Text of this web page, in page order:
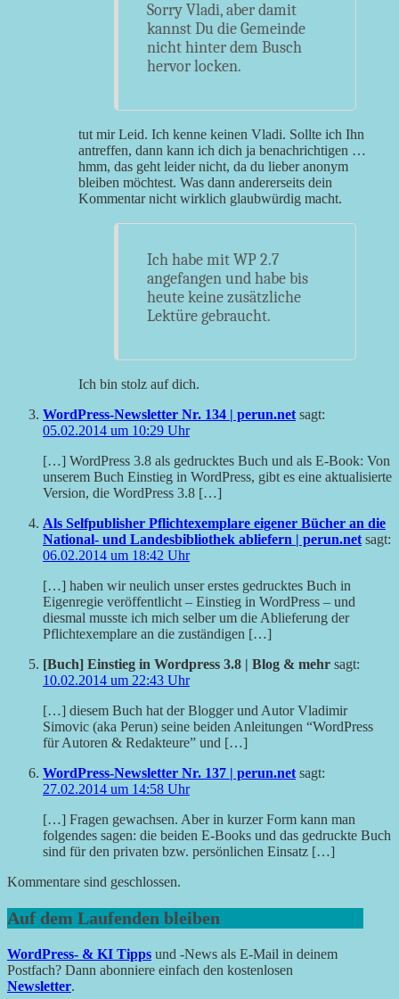
Sorry Vladi, aber damit
kannst Du die Gemeinde
nicht hinter dem Busch
hervor locken.
tut mir Leid. Ich kenne keinen Vladi. Sollte ich Ihn
antreffen, dann kann ich dich ja benachrichtigen …
hmm, das geht leider nicht, da du lieber anonym
bleiben möchtest. Was dann andererseits dein
Kommentar nicht wirklich glaubwürdig macht.
Ich habe mit WP 2.7
angefangen und habe bis
heute keine zusätzliche
Lektüre gebraucht.
Ich bin stolz auf dich.
WordPress-Newsletter Nr. 134 | perun.net sagt:
05.02.2014 um 10:29 Uhr
[…] WordPress 3.8 als gedrucktes Buch und als E-Book: Von
unserem Buch Einstieg in WordPress, gibt es eine aktualisierte
Version, die WordPress 3.8 […]
Als Selfpublisher Pflichtexemplare eigener Bücher an die
National- und Landesbibliothek abliefern | perun.net sagt:
06.02.2014 um 18:42 Uhr
[…] haben wir neulich unser erstes gedrucktes Buch in
Eigenregie veröffentlicht – Einstieg in WordPress – und
diesmal musste ich mich selber um die Ablieferung der
Pflichtexemplare an die zuständigen […]
[Buch] Einstieg in Wordpress 3.8 | Blog & mehr sagt:
10.02.2014 um 22:43 Uhr
[…] diesem Buch hat der Blogger und Autor Vladimir
Simovic (aka Perun) seine beiden Anleitungen “WordPress
für Autoren & Redakteure” und […]
WordPress-Newsletter Nr. 137 | perun.net sagt:
27.02.2014 um 14:58 Uhr
[…] Fragen gewachsen. Aber in kurzer Form kann man
folgendes sagen: die beiden E-Books und das gedruckte Buch
sind für den privaten bzw. persönlichen Einsatz […]
Kommentare sind geschlossen.
Auf dem Laufenden bleiben
WordPress- & KI Tipps und -News als E-Mail in deinem
Postfach? Dann abonniere einfach den kostenlosen
Newsletter.